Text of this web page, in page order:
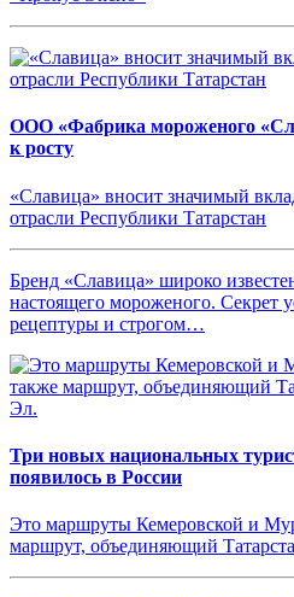
ООО «Фабрика мороженого
к росту
«Славица» вносит значимый
отрасли Республики Татарстан
Бренд «Славица» широко
настоящего мороженого. Секрет
рецептуры и строгом…
Три новых национальных
появилось в России
Это маршруты Кемеровской и
маршрут, объединяющий